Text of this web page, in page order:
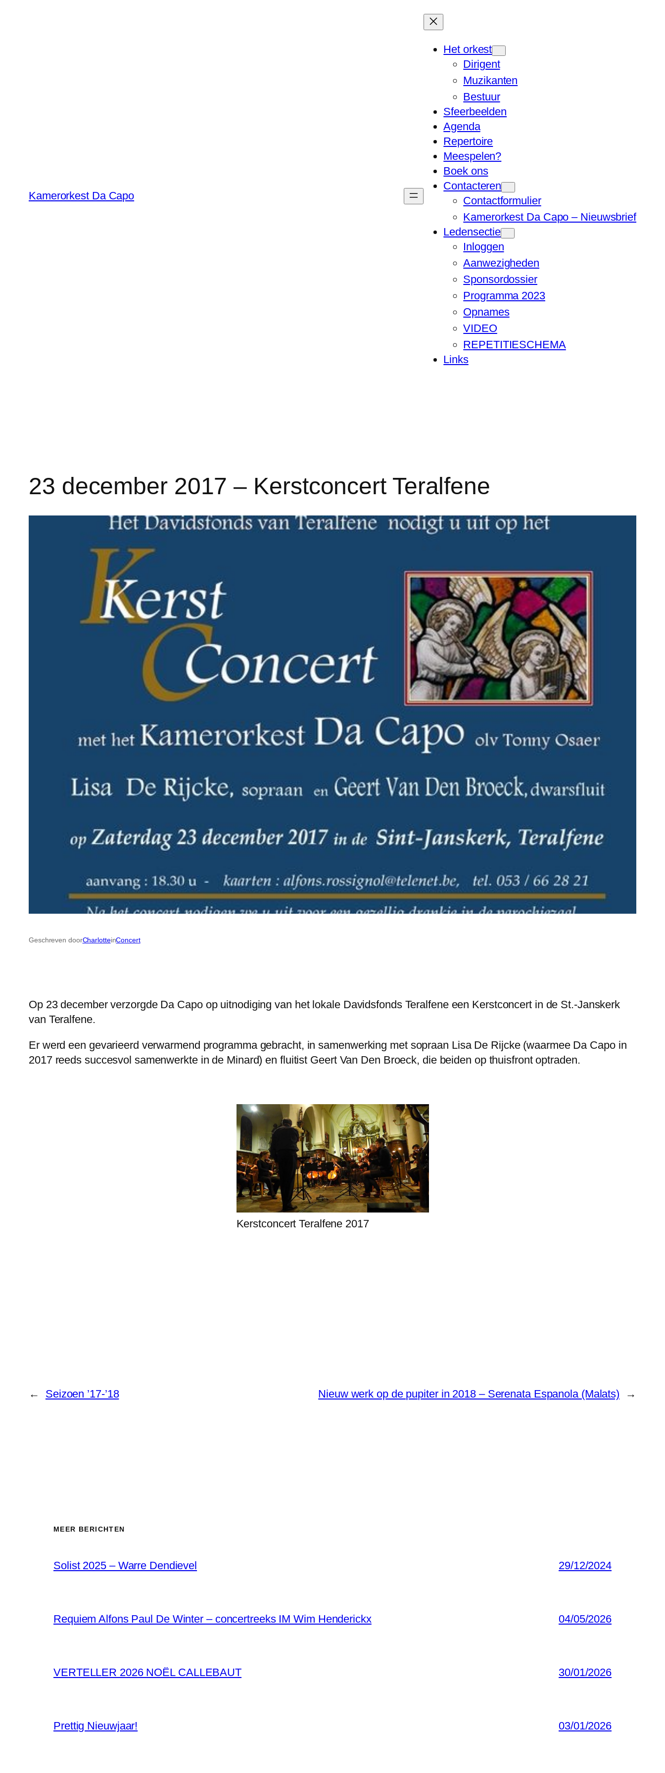
Kamerorkest Da Capo
Het orkest
Dirigent
Muzikanten
Bestuur
Sfeerbeelden
Agenda
Repertoire
Meespelen?
Boek ons
Contacteren
Contactformulier
Kamerorkest Da Capo – Nieuwsbrief
Ledensectie
Inloggen
Aanwezigheden
Sponsordossier
Programma 2023
Opnames
VIDEO
REPETITIESCHEMA
Links
23 december 2017 – Kerstconcert Teralfene
Geschreven doorCharlotteinConcert
Op 23 december verzorgde Da Capo op uitnodiging van het lokale Davidsfonds Teralfene een Kerstconcert in de St.-Janskerk
van Teralfene.
Er werd een gevarieerd verwarmend programma gebracht, in samenwerking met sopraan Lisa De Rijcke (waarmee Da Capo in
2017 reeds succesvol samenwerkte in de Minard) en fluitist Geert Van Den Broeck, die beiden op thuisfront optraden.
Kerstconcert Teralfene 2017
← Seizoen ’17-’18 Nieuw werk op de pupiter in 2018 – Serenata Espanola (Malats) →
MEER BERICHTEN
Solist 2025 – Warre Dendievel 29/12/2024
Requiem Alfons Paul De Winter – concertreeks IM Wim Henderickx 04/05/2026
VERTELLER 2026 NOËL CALLEBAUT 30/01/2026
Prettig Nieuwjaar! 03/01/2026